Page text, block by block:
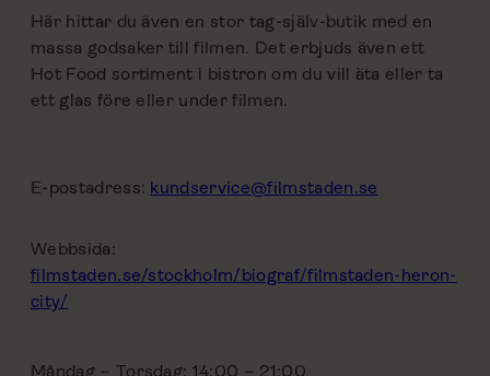
Här hittar du även en stor tag-själv-butik med en
massa godsaker till filmen. Det erbjuds även ett
Hot Food sortiment i bistron om du vill äta eller ta
ett glas före eller under filmen.
E-postadress: kundservice@filmstaden.se
Webbsida:
filmstaden.se/stockholm/biograf/filmstaden-heron-
city/
Måndag – Torsdag: 14:00 – 21:00